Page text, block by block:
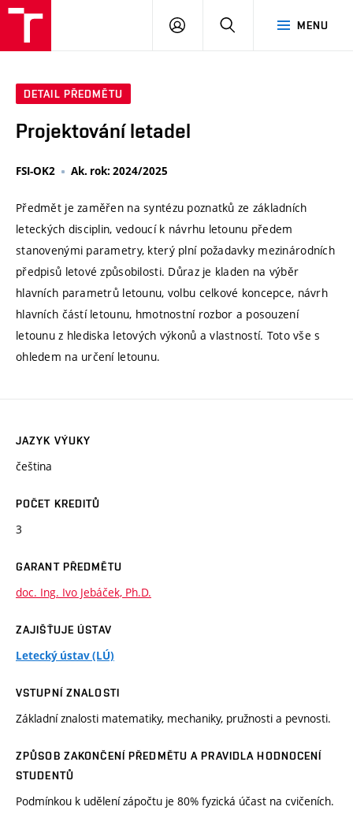
MENU
PŘIHLÁSIT
DETAIL PŘEDMĚTU
Projektování letadel
FSI-OK2 Ak. rok: 2024/2025
Předmět je zaměřen na syntézu poznatků ze základních
leteckých disciplin, vedoucí k návrhu letounu předem
stanovenými parametry, který plní požadavky mezinárodních
předpisů letové způsobilosti. Důraz je kladen na výběr
hlavních parametrů letounu, volbu celkové koncepce, návrh
hlavních částí letounu, hmotnostní rozbor a posouzení
letounu z hlediska letových výkonů a vlastností. Toto vše s
ohledem na určení letounu.
JAZYK VÝUKY
čeština
POČET KREDITŮ
3
GARANT PŘEDMĚTU
doc. Ing. Ivo Jebáček, Ph.D.
ZAJIŠŤUJE ÚSTAV
Letecký ústav (LÚ)
VSTUPNÍ ZNALOSTI
Základní znalosti matematiky, mechaniky, pružnosti a pevnosti.
ZPŮSOB ZAKONČENÍ PŘEDMĚTU A PRAVIDLA HODNOCENÍ
STUDENTŮ
Podmínkou k udělení zápočtu je 80% fyzická účast na cvičeních.